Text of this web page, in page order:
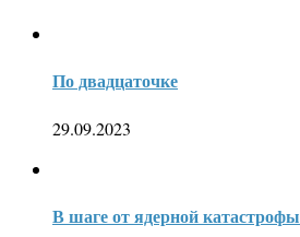
По двадцаточке
29.09.2023
В шаге от ядерной катастрофы